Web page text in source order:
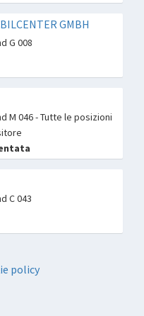
GMBH
G 008
M 046 - Tutte le posizioni
C 043
policy